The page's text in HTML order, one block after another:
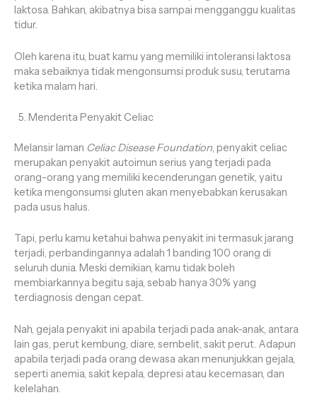
laktosa. Bahkan, akibatnya bisa sampai mengganggu kualitas
tidur.
Oleh karena itu, buat kamu yang memiliki intoleransi laktosa
maka sebaiknya tidak mengonsumsi produk susu, terutama
ketika malam hari.
Menderita Penyakit Celiac
Melansir laman Celiac Disease Foundation, penyakit celiac
merupakan penyakit autoimun serius yang terjadi pada
orang-orang yang memiliki kecenderungan genetik, yaitu
ketika mengonsumsi gluten akan menyebabkan kerusakan
pada usus halus.
Tapi, perlu kamu ketahui bahwa penyakit ini termasuk jarang
terjadi, perbandingannya adalah 1 banding 100 orang di
seluruh dunia. Meski demikian, kamu tidak boleh
membiarkannya begitu saja, sebab hanya 30% yang
terdiagnosis dengan cepat.
Nah, gejala penyakit ini apabila terjadi pada anak-anak, antara
lain gas, perut kembung, diare, sembelit, sakit perut. Adapun
apabila terjadi pada orang dewasa akan menunjukkan gejala,
seperti anemia, sakit kepala, depresi atau kecemasan, dan
kelelahan.